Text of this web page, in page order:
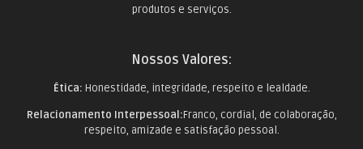
produtos e serviços.
Nossos Valores:
Ética: Honestidade, integridade, respeito e lealdade.
Relacionamento Interpessoal:Franco, cordial, de colaboração,
respeito, amizade e satisfação pessoal.